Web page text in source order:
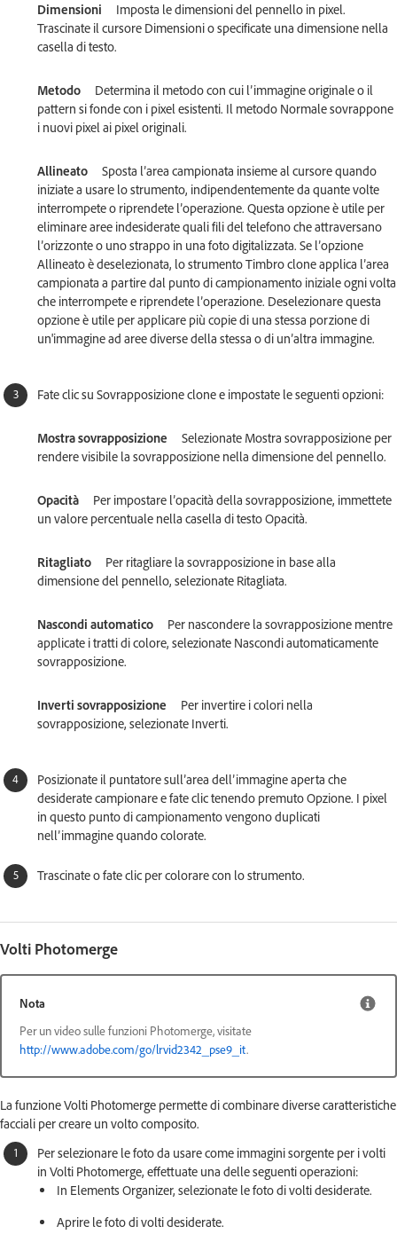
Dimensioni
Imposta le dimensioni del pennello in pixel.
Trascinate il cursore Dimensioni o specificate una dimensione nella
casella di testo.
Metodo
Determina il metodo con cui l’immagine originale o il
pattern si fonde con i pixel esistenti. Il metodo Normale sovrappone
i nuovi pixel ai pixel originali.
Allineato
Sposta l’area campionata insieme al cursore quando
iniziate a usare lo strumento, indipendentemente da quante volte
interrompete o riprendete l’operazione. Questa opzione è utile per
eliminare aree indesiderate quali fili del telefono che attraversano
l’orizzonte o uno strappo in una foto digitalizzata. Se l’opzione
Allineato è deselezionata, lo strumento Timbro clone applica l’area
campionata a partire dal punto di campionamento iniziale ogni volta
che interrompete e riprendete l’operazione. Deselezionare questa
opzione è utile per applicare più copie di una stessa porzione di
un'immagine ad aree diverse della stessa o di un’altra immagine.
Fate clic su Sovrapposizione clone e impostate le seguenti opzioni:
Mostra sovrapposizione
Selezionate Mostra sovrapposizione per
rendere visibile la sovrapposizione nella dimensione del pennello.
Opacità
Per impostare l’opacità della sovrapposizione, immettete
un valore percentuale nella casella di testo Opacità.
Ritagliato
Per ritagliare la sovrapposizione in base alla
dimensione del pennello, selezionate Ritagliata.
Nascondi automatico
Per nascondere la sovrapposizione mentre
applicate i tratti di colore, selezionate Nascondi automaticamente
sovrapposizione.
Inverti sovrapposizione
Per invertire i colori nella
sovrapposizione, selezionate Inverti.
Posizionate il puntatore sull’area dell’immagine aperta che
desiderate campionare e fate clic tenendo premuto Opzione. I pixel
in questo punto di campionamento vengono duplicati
nell’immagine quando colorate.
Trascinate o fate clic per colorare con lo strumento.
Volti Photomerge
Nota
Per un video sulle funzioni Photomerge, visitate
http://www.adobe.com/go/lrvid2342_pse9_it.
La funzione Volti Photomerge permette di combinare diverse caratteristiche
facciali per creare un volto composito.
Per selezionare le foto da usare come immagini sorgente per i volti
in Volti Photomerge, effettuate una delle seguenti operazioni:
In Elements Organizer, selezionate le foto di volti desiderate.
Aprire le foto di volti desiderate.